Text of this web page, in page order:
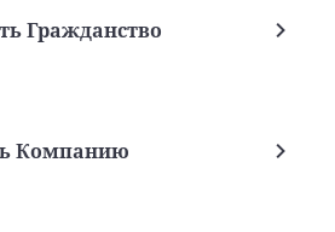
Гражданство
Компанию